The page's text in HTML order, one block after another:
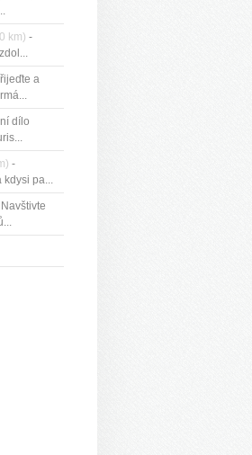
km) -
a
dílo
-
kdysi pa...